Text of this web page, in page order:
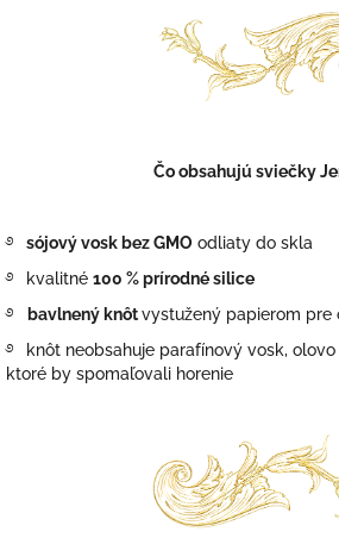
Čo obsahujú sviečky
࿔ sójový vosk bez GMO odliaty do skla
࿔
kvalitné 100 % prírodné silice
࿔
bavlnený knôtvystužený papierom pre
࿔
knôt neobsahuje parafínový vosk,
ktoré by spomaľovali horenie